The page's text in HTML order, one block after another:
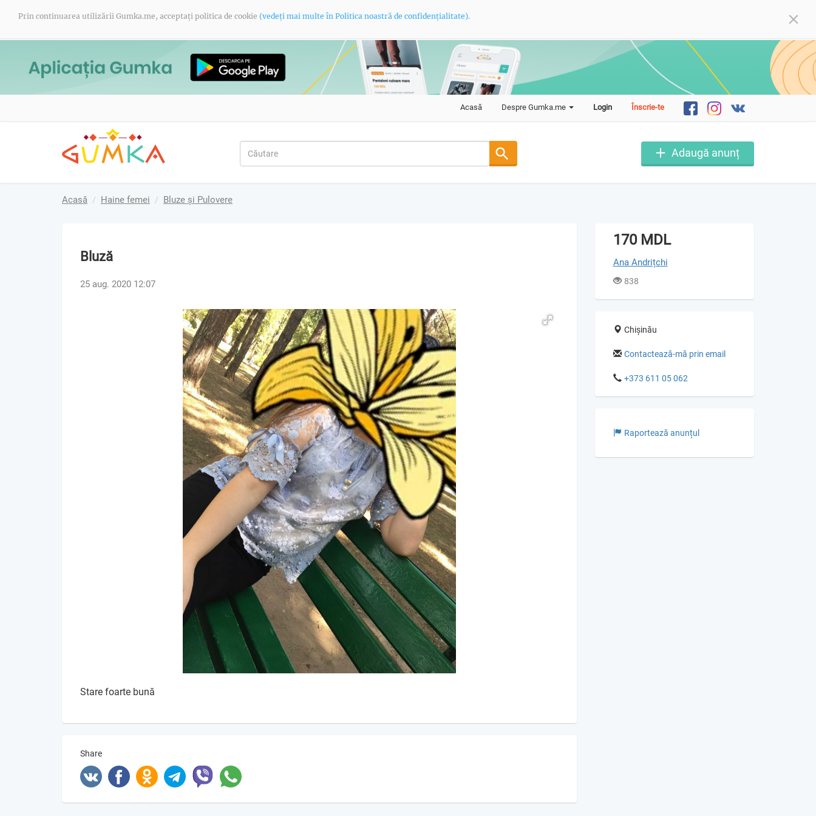
Prin continuarea utilizării Gumka.me, acceptați politica de cookie (vedeți mai multe în Politica noastră de confidențialitate).
Acasă Despre Gumka.me Login Înscrie-te
Adaugă anunț
Acasă Haine femei Bluze și Pulovere
Bluză
25 aug. 2020 12:07
Stare foarte bună
Share
170 MDL
Ana Andrițchi
838
Chișinău
Contactează-mă prin email
+373 611 05 062
Raportează anunțul